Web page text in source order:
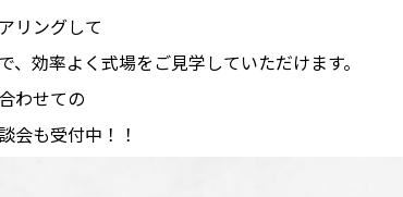
リングして
効率よく式場をご見学していただけます。
わせての
会も受付中！！